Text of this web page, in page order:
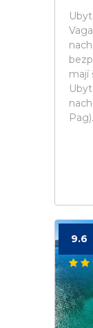
mají
Pag).
9.6